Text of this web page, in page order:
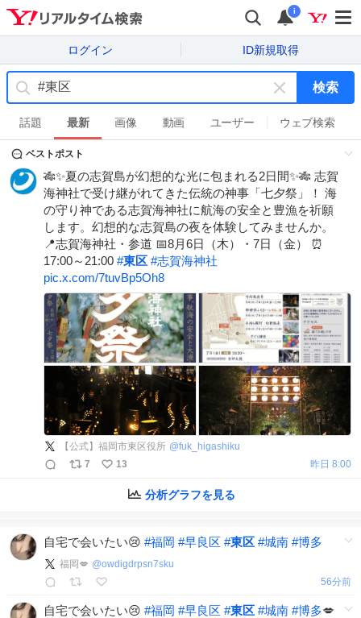
i
ログイン ID新規取得
キ
ー
ワ
ド
を
消
す
検索
話題 最新 画像 動画 ユーザー ウェブ検索
ベストポスト
🎋✨夏の志賀島が幻想的な光に包まれる2日間✨🎋 志賀
海神社で受け継がれてきた伝統の神事「七夕祭」！ 海
の守り神である志賀海神社に航海の安全と豊漁を祈願
します。幻想的な志賀島の夜を体験してみませんか。
📍志賀海神社・参道 📅8月6日（木）・7日（金） ⏰
17:00～21:00 #東区 #志賀海神社
pic.x.com/7tuvBp5Oh8
【公式】福岡市東区役所 @fuk_higashiku
7
13 昨日 8:00
分析グラフを見る
自宅で会いたい😢 #福岡 #早良区 #東区 #城南 #博多
福岡💋 @owdigdrpsn7sku
56分前
自宅で会いたい😢 #福岡 #早良区 #東区 #城南 #博多💋